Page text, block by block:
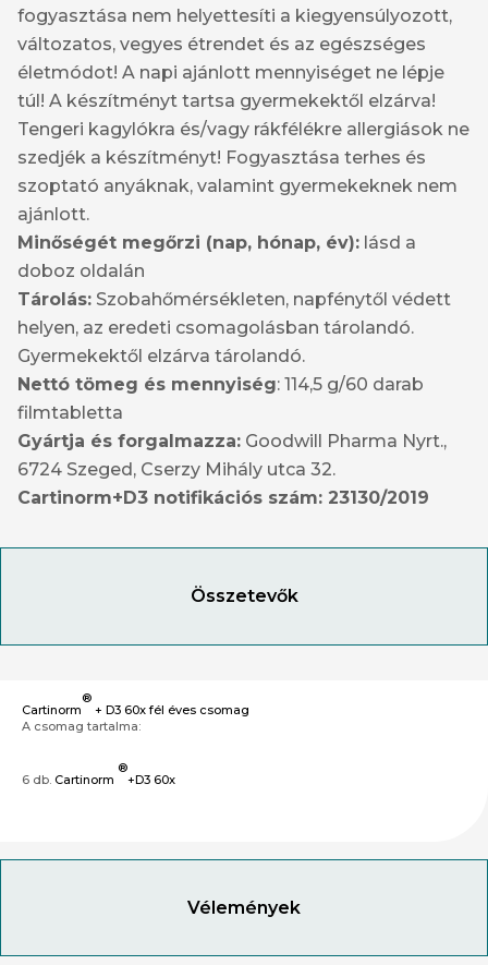
Összetevők
Vélemények
fogyasztása nem helyettesíti a kiegyensúlyozott,
változatos, vegyes étrendet és az egészséges
életmódot! A napi ajánlott mennyiséget ne lépje
túl! A készítményt tartsa gyermekektől elzárva!
Tengeri kagylókra és/vagy rákfélékre allergiások ne
szedjék a készítményt! Fogyasztása terhes és
szoptató anyáknak, valamint gyermekeknek nem
ajánlott.
Minőségét megőrzi (nap, hónap, év): lásd a
doboz oldalán
Tárolás: Szobahőmérsékleten, napfénytől védett
helyen, az eredeti csomagolásban tárolandó.
Gyermekektől elzárva tárolandó.
Nettó tömeg és mennyiség: 114,5 g/60 darab
filmtabletta
Gyártja és forgalmazza: Goodwill Pharma Nyrt.,
6724 Szeged, Cserzy Mihály utca 32.
Cartinorm+D3 notifikációs szám: 23130/2019
Cartinorm
®
+ D3 60x fél éves csomag
A csomag tartalma:
6 db. Cartinorm
®
+D3 60x